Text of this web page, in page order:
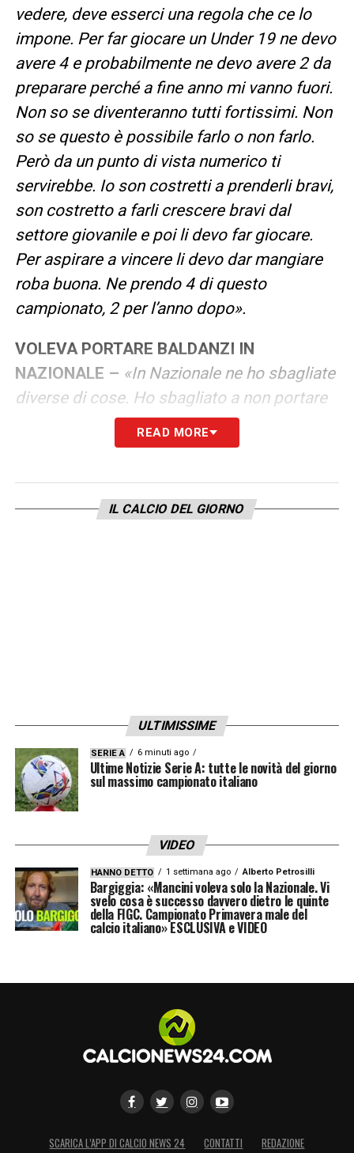
vedere, deve esserci una regola che ce lo
impone. Per far giocare un Under 19 ne devo
avere 4 e probabilmente ne devo avere 2 da
preparare perché a fine anno mi vanno fuori.
Non so se diventeranno tutti fortissimi. Non
so se questo è possibile farlo o non farlo.
Però da un punto di vista numerico ti
servirebbe. Io son costretti a prenderli bravi,
son costretto a farli crescere bravi dal
settore giovanile e poi li devo far giocare.
Per aspirare a vincere li devo dar mangiare
roba buona. Ne prendo 4 di questo
campionato, 2 per l’anno dopo».
VOLEVA PORTARE BALDANZI IN
NAZIONALE – «In Nazionale ne ho sbagliate
diverse di cose. Ho sbagliato a non portare
nessuno di Serie B o C per creare questo
discorso. Baldanzi arriverà, il giudizio più
faccia che lui lotta in campo, ha voglia di
giocare, non ha presunzione. Spero trovi le
LA PLAYLIST DELLE NOSTRE TOP NEWS
READ MORE
IL CALCIO DEL GIORNO
ULTIMISSIME
SERIE A 6 minuti ago
Ultime Notizie Serie A: tutte le novità del giorno
sul massimo campionato italiano
VIDEO
HANNO DETTO 1 settimana ago Alberto Petrosilli
Bargiggia: «Mancini voleva solo la Nazionale. Vi
svelo cosa è successo davvero dietro le quinte
della FIGC. Campionato Primavera male del
calcio italiano» ESCLUSIVA e VIDEO
SCARICA L’APP DI CALCIO NEWS 24 CONTATTI REDAZIONE